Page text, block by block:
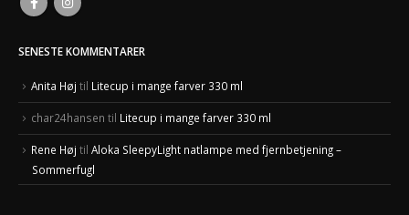
SENESTE KOMMENTARER
Anita Høj til Litecup i mange farver 330 ml
char24hansen til Litecup i mange farver 330 ml
Rene Høj til Aloka SleepyLight natlampe med fjernbetjening –
Sommerfugl